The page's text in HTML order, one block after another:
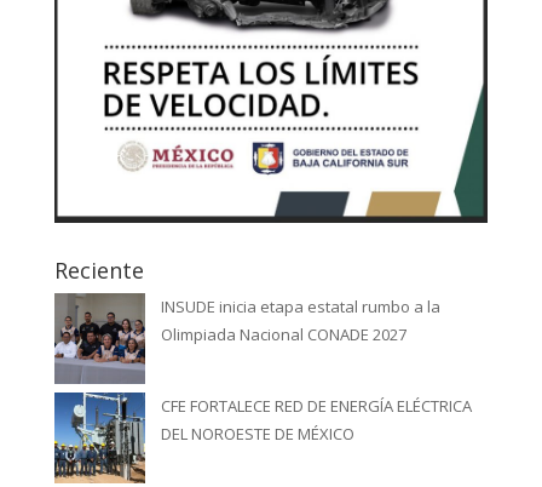
Reciente
INSUDE inicia etapa estatal rumbo a la
Olimpiada Nacional CONADE 2027
CFE FORTALECE RED DE ENERGÍA ELÉCTRICA
DEL NOROESTE DE MÉXICO